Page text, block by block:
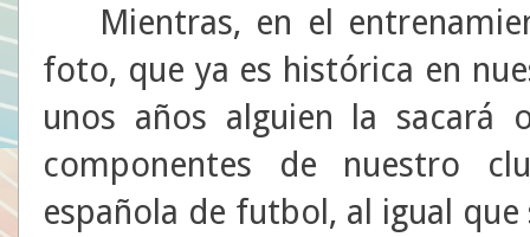
Mientras, en el
foto, que ya es histórica en
unos años alguien la
componentes de nuestro
española de futbol, al igual